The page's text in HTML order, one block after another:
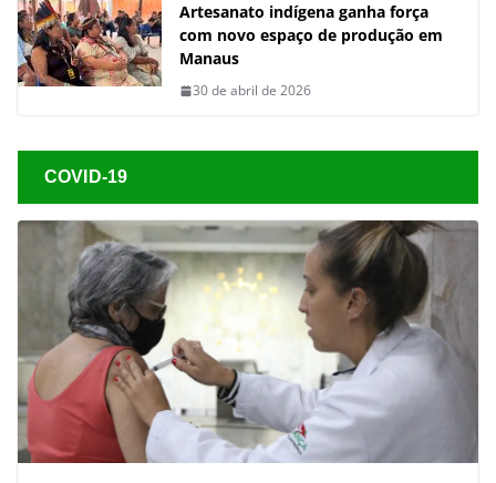
Artesanato indígena ganha força
com novo espaço de produção em
Manaus
30 de abril de 2026
COVID-19